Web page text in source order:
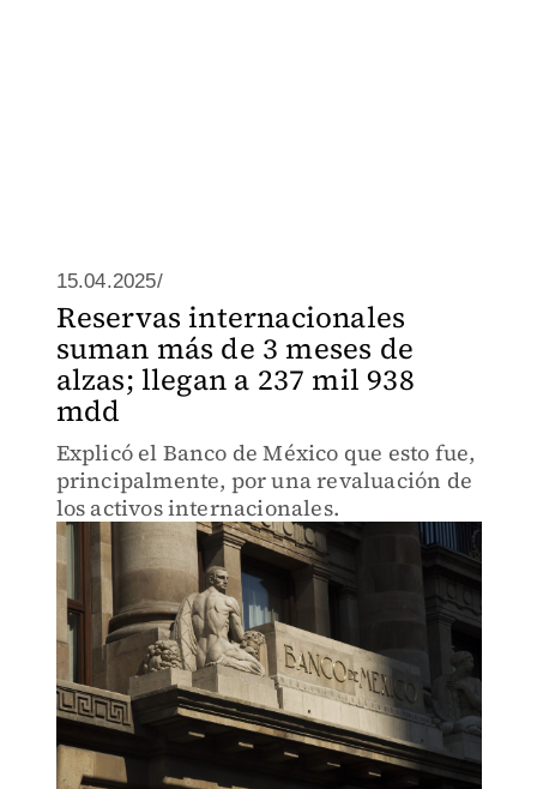
15.04.2025/
Reservas internacionales
suman más de 3 meses de
alzas; llegan a 237 mil 938
mdd
Explicó el Banco de México que esto fue,
principalmente, por una revaluación de
los activos internacionales.